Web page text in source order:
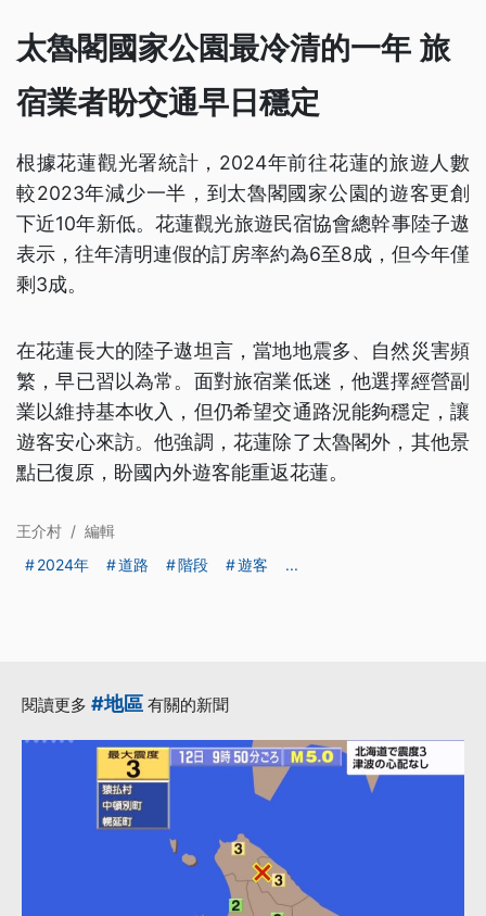
太魯閣國家公園最冷清的一年 旅
宿業者盼交通早日穩定
根據花蓮觀光署統計，2024年前往花蓮的旅遊人數
較2023年減少一半，到太魯閣國家公園的遊客更創
下近10年新低。花蓮觀光旅遊民宿協會總幹事陸子遨
表示，往年清明連假的訂房率約為6至8成，但今年僅
剩3成。
在花蓮長大的陸子遨坦言，當地地震多、自然災害頻
繁，早已習以為常。面對旅宿業低迷，他選擇經營副
業以維持基本收入，但仍希望交通路況能夠穩定，讓
遊客安心來訪。他強調，花蓮除了太魯閣外，其他景
點已復原，盼國內外遊客能重返花蓮。
王介村 / 編輯
2024年
道路 階段 遊客 ...
閱讀更多 #地區 有關的新聞